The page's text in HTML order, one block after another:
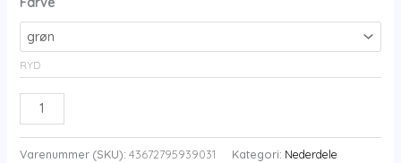
RYD
Etsola
-
Green
Varenummer (SKU): 43672795939031 Kategori: Nederdele